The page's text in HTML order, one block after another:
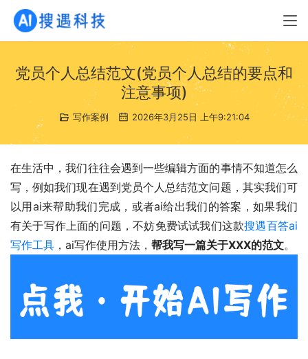
党员个人总结范文(党员个人总结的要点和
注意事项)
写作案例 2026年3月25日 上午9:21:04
在生活中，我们往往会遇到一些编辑方面的事情不知道怎么
写，例如我们现在遇到党员个人总结范文问题，其实我们可
以用ai来帮助我们完成，或者ai给出我们的答案，如果我们
有关于写作上面的问题，不妨免费试试我们这款搜遇百答ai
写作工具 ，ai写作使用方法， 帮我写一篇关于XXX的范文。